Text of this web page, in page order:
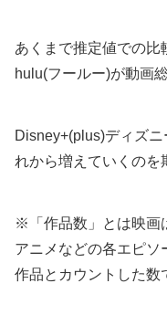
あくまで推定値での比
hulu(フールー)が動画
Disney+(plus)ディズ
れから増えていくのを
※「作品数」とは映画
アニメなどの各エピソ
作品とカウントした数